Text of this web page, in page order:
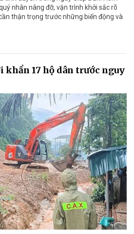
nhân nâng đỡ, vận trình khởi sắc rõ
thận trọng trước những biến động và
khẩn 17 hộ dân trước nguy